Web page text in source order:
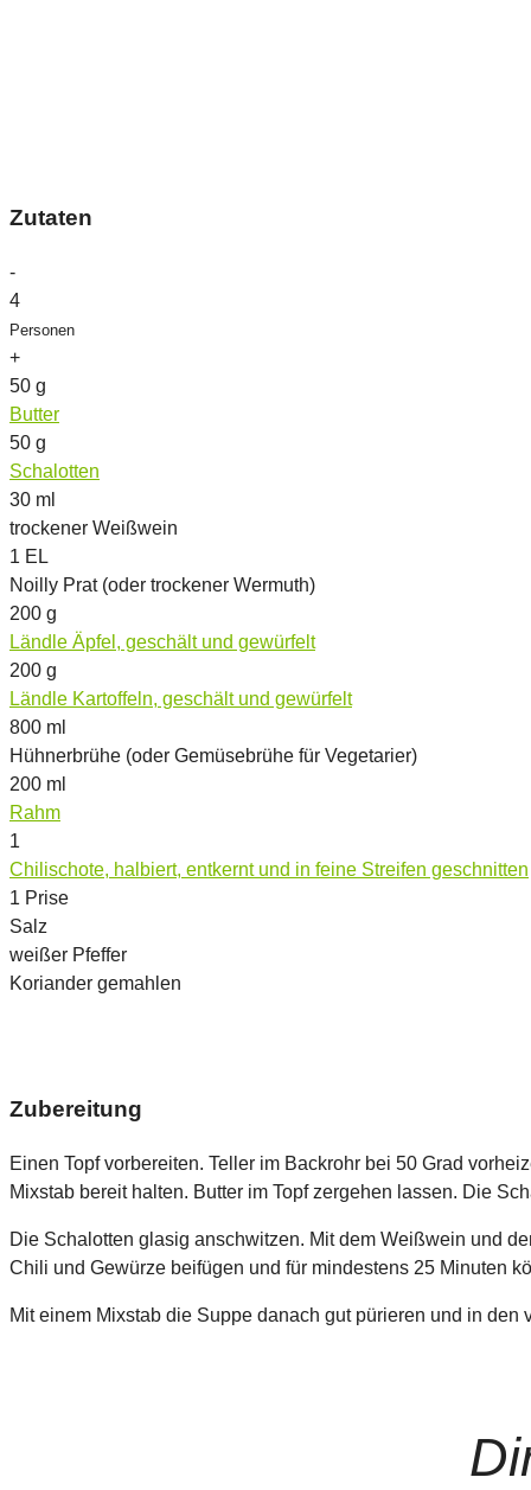
Zutaten
-
4
Personen
+
50 g
Butter
50 g
Schalotten
30 ml
trockener Weißwein
1 EL
Noilly Prat (oder trockener Wermuth)
200 g
Ländle Äpfel, geschält und gewürfelt
200 g
Ländle Kartoffeln, geschält und gewürfelt
800 ml
Hühnerbrühe (oder Gemüsebrühe für Vegetarier)
200 ml
Rahm
1
Chilischote, halbiert, entkernt und in feine Streifen geschnitten
1 Prise
Salz
weißer Pfeffer
Koriander gemahlen
Zubereitung
Einen Topf vorbereiten. Teller im Backrohr bei 50 Grad
Mixstab bereit halten. Butter im Topf zergehen lassen. Die
Die Schalotten glasig anschwitzen. Mit dem Weißwein und
Chili und Gewürze beifügen und für mindestens 25 Minuten
Mit einem Mixstab die Suppe danach gut pürieren und in den